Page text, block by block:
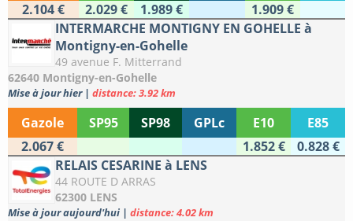
2.104 €
2.029 € 1.989 €
1.909 €
INTERMARCHE MONTIGNY EN GOHELLE à
Montigny-en-Gohelle
49 avenue F. Mitterrand
62640 Montigny-en-Gohelle
Mise à jour hier | distance: 3.92 km
Gazole SP95 SP98 GPLc E10
E85
2.067 €
1.852 €
0.828 €
RELAIS CESARINE à LENS
44 ROUTE D ARRAS
62300 LENS
Mise à jour aujourd'hui | distance: 4.02 km